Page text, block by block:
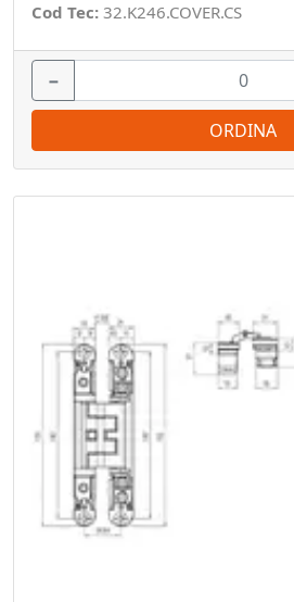
Cod Tec: 32.K246.COVER.CS
−
ORDINA